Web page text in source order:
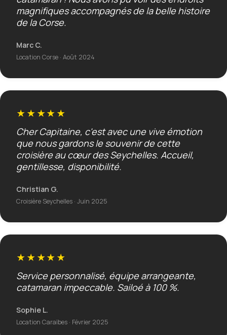
magnifiques accompagnés de la belle histoire
de la Corse.
Marc C.
Location Corse · Août 2024
★★★★★
Cher Capitaine, c'est avec une vive émotion
que nous gardons le souvenir de cette
croisière au cœur des Seychelles. Accueil,
gentillesse, disponibilité.
Christian G.
Croisière Seychelles · Juin 2025
★★★★★
Service personnalisé, équipe arrangeante,
catamaran impeccable. Sailoé à 100 %.
Sophie L.
Location Caraïbes · Février 2025